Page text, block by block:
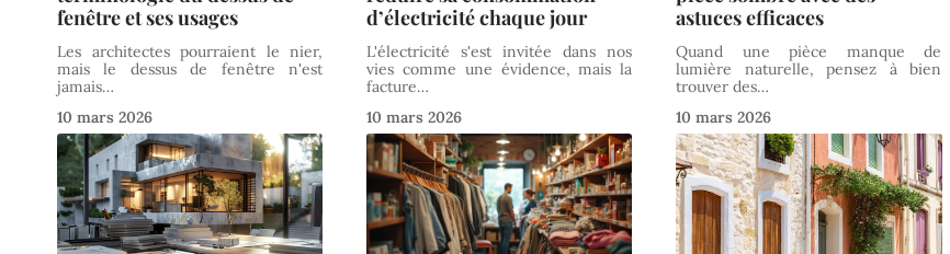
fenêtre et ses usages
Les architectes pourraient le nier,
mais le dessus de fenêtre n'est
jamais…
10 mars 2026
d’électricité chaque jour
L'électricité s'est invitée dans nos
vies comme une évidence, mais la
facture…
10 mars 2026
astuces efficaces
Quand une pièce manque de
lumière naturelle, pensez à bien
trouver des…
10 mars 2026